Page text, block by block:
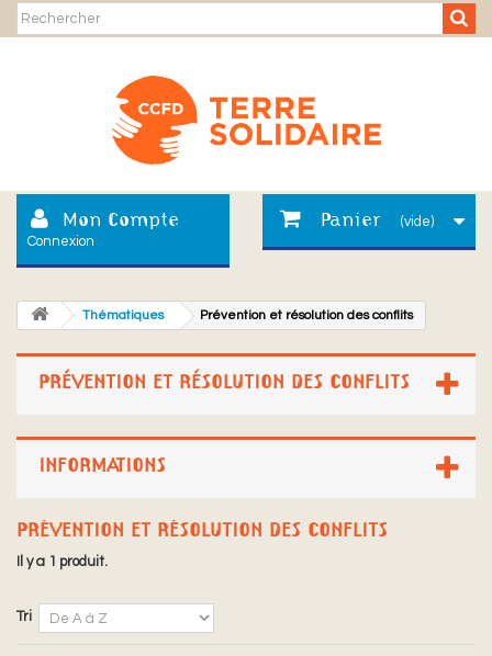
Mon Compte
Connexion
Panier (vide)
Thématiques Prévention et résolution des conflits
PRÉVENTION ET RÉSOLUTION DES CONFLITS
INFORMATIONS
PRÉVENTION ET RÉSOLUTION DES CONFLITS
Il y a 1 produit.
Tri